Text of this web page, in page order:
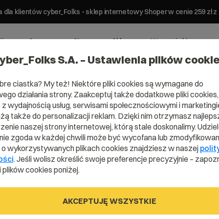
klientów cyber_Folks - sklep internetowy Shoper w cenie 259 zł z
Serwery Strony Sklepy Wsparcie biznesowe
dla stron www rekomendowana przez
S.A. – Ustawienia plików
ciastka? My też! Niektóre pliki cookies są wymagane do
działania strony. Zaakceptuj także dodatkowe pliki cookies,
wydajnością usług, serwisami społecznościowymi i
także do personalizacji reklam. Dzięki nim otrzymasz
naszej strony internetowej, którą stale doskonalimy.
zgoda w każdej chwili może być wycofana lub
wykorzystywanych plikach cookies znajdziesz w naszej
. Jeśli wolisz określić swoje preferencje precyzyjnie –
cookies poniżej.
AKCEPTUJĘ WSZYSTKIE